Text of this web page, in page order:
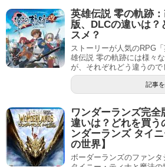
英雄伝説 零の軌跡
版、DLCの違いは？
スメ？
ストーリーが人気のRPG
雄伝説 零の軌跡には様々
が、それぞれどう違うので
記事
ワンダーランズ完
違いは？どれを買う
ンダーランズ タイ
の世界】
ボーダーランズのファン